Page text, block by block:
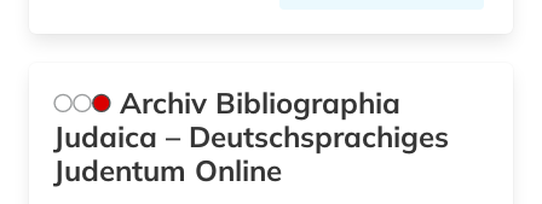
geschichte 1400-1700 (1)
Archiv Bibliographia
Judaica – Deutschsprachiges
Judentum Online